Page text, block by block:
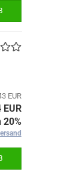
EUR
20%